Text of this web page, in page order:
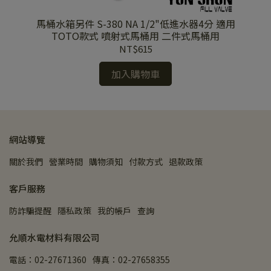
馬桶水箱另件 S-380 NA 1/2"低進水器4分 適用
TOTO款式 噴射式馬桶用 二件式馬桶用
NT$615
加入購物車
網站導覽
關於我們 營業時間 購物須知 付款方式 退款政策
客戶服務
防詐騙提醒 隱私政策 我的帳戶 查詢
允順水電材料有限公司
電話：02-27671360 傳真：02-27658355